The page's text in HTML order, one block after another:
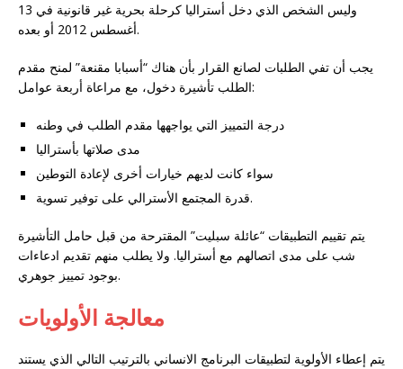
وليس الشخص الذي دخل أستراليا كرحلة بحرية غير قانونية في 13
أغسطس 2012 أو بعده.
يجب أن تفي الطلبات لصانع القرار بأن هناك “أسبابا مقنعة” لمنح مقدم
الطلب تأشيرة دخول، مع مراعاة أربعة عوامل:
درجة التمييز التي يواجهها مقدم الطلب في وطنه
مدى صلاتها بأستراليا
سواء كانت لديهم خيارات أخرى لإعادة التوطين
قدرة المجتمع الأسترالي على توفير تسوية.
يتم تقييم التطبيقات “عائلة سبليت” المقترحة من قبل حامل التأشيرة
شب على مدى اتصالهم مع أستراليا. ولا يطلب منهم تقديم ادعاءات
بوجود تمييز جوهري.
معالجة الأولويات
يتم إعطاء الأولوية لتطبيقات البرنامج الانساني بالترتيب التالي الذي يستند